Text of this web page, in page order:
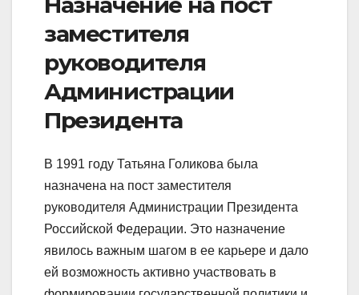
заместителя
руководителя
Администрации
Президента
В 1991 году Татьяна Голикова была
назначена на пост заместителя
руководителя Администрации Президента
Российской Федерации. Это назначение
явилось важным шагом в ее карьере и дало
ей возможность активно участвовать в